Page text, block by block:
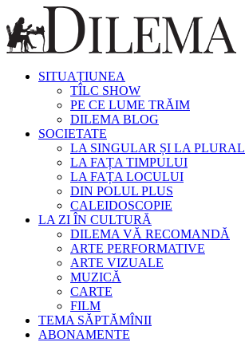
SITUAȚIUNEA
TÎLC SHOW
PE CE LUME TRĂIM
DILEMA BLOG
SOCIETATE
LA SINGULAR ȘI LA PLURAL
LA FAȚA TIMPULUI
LA FAȚA LOCULUI
DIN POLUL PLUS
CALEIDOSCOPIE
LA ZI ÎN CULTURĂ
DILEMA VĂ RECOMANDĂ
ARTE PERFORMATIVE
ARTE VIZUALE
MUZICĂ
CARTE
FILM
TEMA SĂPTĂMÎNII
ABONAMENTE